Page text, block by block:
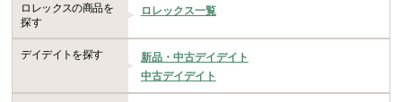
ロレックスの商品を
探す
ロレックス一覧
デイデイトを探す
新品・中古デイデイト
中古デイデイト